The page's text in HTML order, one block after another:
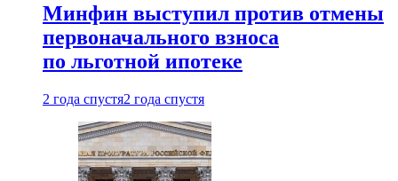
Минфин выступил против отмены
первоначального взноса
по льготной ипотеке
2 года спустя2 года спустя